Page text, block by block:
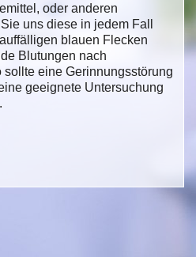
oder anderen
uns diese in jedem Fall
blauen Flecken
Blutungen nach
eine Gerinnungsstörung
geeignete Untersuchung